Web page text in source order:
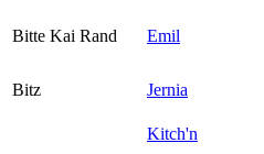
Bitte Kai Rand Emil
Bitz
Jernia
Kitch'n